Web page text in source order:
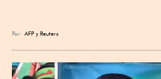
Por AFP yReuters